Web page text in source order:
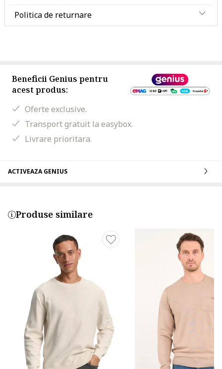
Politica de returnare
Beneficii Genius pentru
acest produs:
Oferte exclusive.
Transport gratuit la easybox.
Livrare prioritara.
ACTIVEAZA GENIUS
Produse similare